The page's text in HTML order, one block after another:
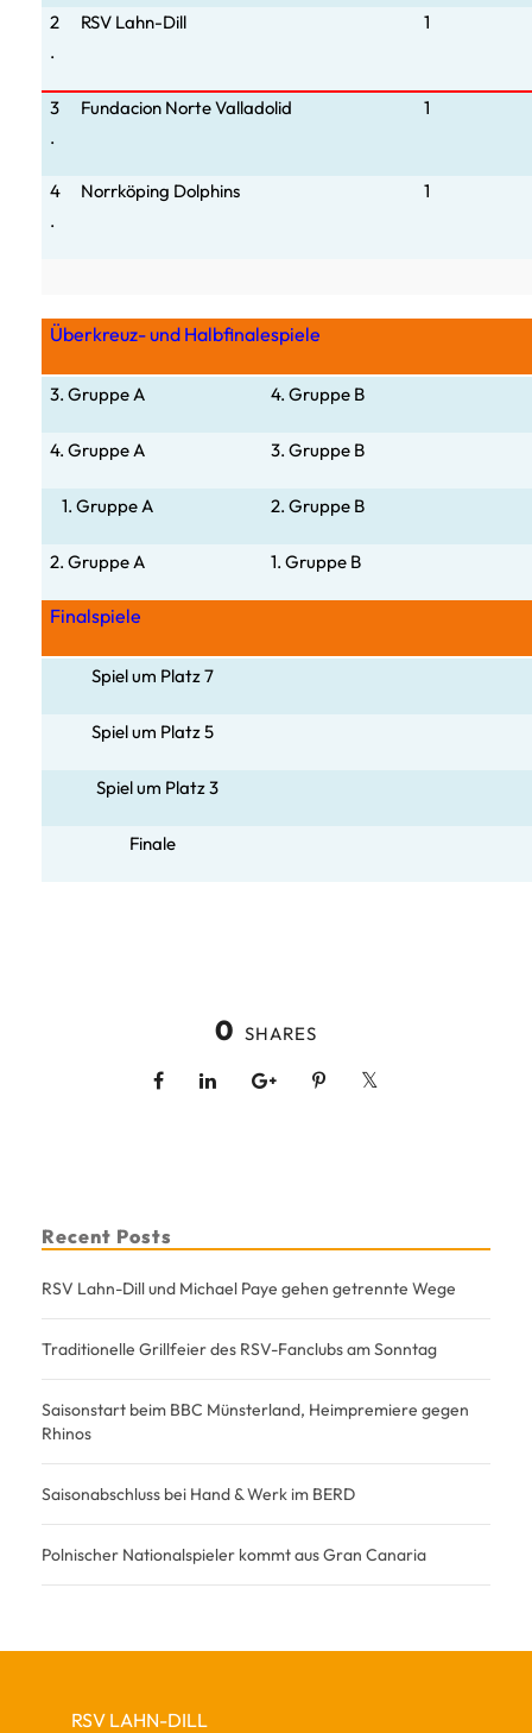
2
.
RSV Lahn-Dill 1
3
.
Fundacion Norte Valladolid 1
4
.
Norrköping Dolphins 1
Überkreuz- und Halbfinalespiele
3. Gruppe A 4. Gruppe B
4. Gruppe A 3. Gruppe B
1. Gruppe A 2. Gruppe B
2. Gruppe A 1. Gruppe B
Finalspiele
Spiel um Platz 7
Spiel um Platz 5
Spiel um Platz 3
Finale
0 SHARES
Recent Posts
RSV Lahn-Dill und Michael Paye gehen getrennte Wege
Traditionelle Grillfeier des RSV-Fanclubs am Sonntag
Saisonstart beim BBC Münsterland, Heimpremiere gegen
Rhinos
Saisonabschluss bei Hand & Werk im BERD
Polnischer Nationalspieler kommt aus Gran Canaria
RSV LAHN-DILL